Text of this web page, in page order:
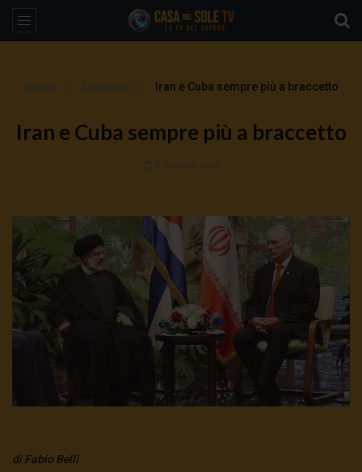
Iran e Cuba sempre più a braccetto
Iran e Cuba sempre più a braccetto
di Fabio Belli